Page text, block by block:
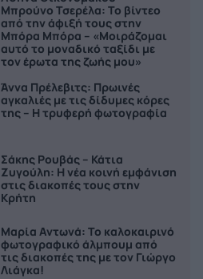
Μπρούνο Τσερέλα: Το βίντεο
από την άφιξή τους στην
Μπόρα Μπόρα – «Μοιράζομαι
αυτό το μοναδικό ταξίδι με
τον έρωτα της ζωής μου»
Άννα Πρέλεβιτς: Πρωινές
αγκαλιές με τις δίδυμες κόρες
της – Η τρυφερή φωτογραφία
Σάκης Ρουβάς – Κάτια
Ζυγούλη: Η νέα κοινή εμφάνιση
στις διακοπές τους στην
Κρήτη
Μαρία Αντωνά: Το καλοκαιρινό
φωτογραφικό άλμπουμ από
τις διακοπές της με τον Γιώργο
Λιάγκα!